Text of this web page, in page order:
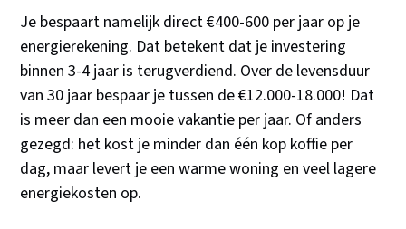
Je bespaart namelijk direct €400-600 per jaar op je
energierekening. Dat betekent dat je investering
binnen 3-4 jaar is terugverdiend. Over de levensduur
van 30 jaar bespaar je tussen de €12.000-18.000! Dat
is meer dan een mooie vakantie per jaar. Of anders
gezegd: het kost je minder dan één kop koffie per
dag, maar levert je een warme woning en veel lagere
energiekosten op.